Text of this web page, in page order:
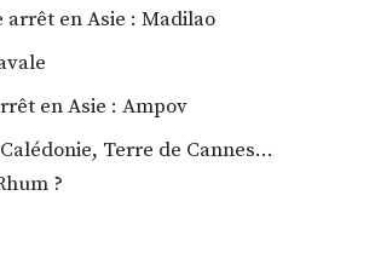
arrêt en Asie : Madilao
en Asie : Ampov
Terre de Cannes…
?